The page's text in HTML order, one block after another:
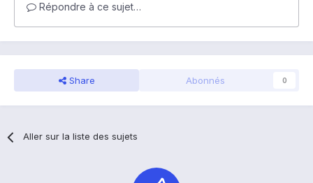
Répondre à ce sujet…
Share Abonnés 0
Aller sur la liste des sujets